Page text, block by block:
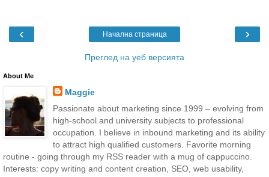
‹ ›
Начална страница
Преглед на уеб версията
About Me
Maggie
Passionate about marketing since 1999 – evolving from
high-school and university subjects to professional
occupation. I believe in inbound marketing and its ability
to attract high qualified customers. Favorite morning
routine - going through my RSS reader with a mug of cappuccino.
Interests: copy writing and content creation, SEO, web usability,